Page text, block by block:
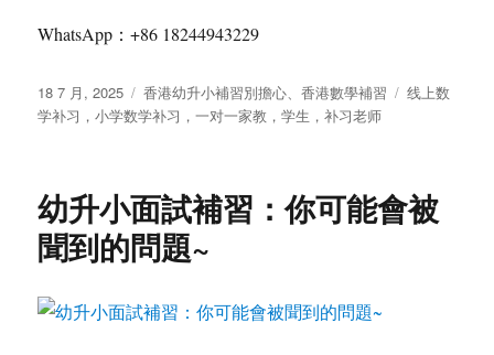
WhatsApp：+86 18244943229
发
布
18 7 月, 2025
分
类
香港幼升小補習別擔心、香港數學補習
标
线上数
学补习，小学数学补习，一对一家教，学生，补习老师
幼升小面試補習：你可能會被
聞到的問題~